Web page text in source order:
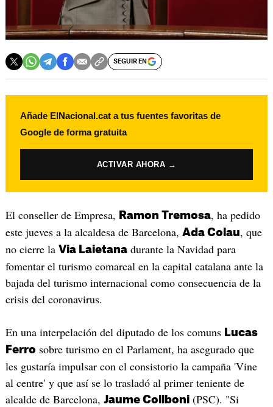
SEGUIR EN
Añade ElNacional.cat a tus fuentes favoritas de
Google de forma gratuita
ACTIVAR AHORA →
El conseller de Empresa, Ramon Tremosa, ha pedido
este jueves a la alcaldesa de Barcelona, Ada Colau, que
no cierre la Via Laietanadurante la Navidad para
fomentar el turismo comarcal en la capital catalana ante la
bajada del turismo internacional como consecuencia de la
crisis del coronavirus.
En una interpelación del diputado de los comuns Lucas
Ferro sobre turismo en el Parlament, ha asegurado que
les gustaría impulsar con el consistorio la campaña 'Vine
al centre' y que así se lo trasladó al primer teniente de
alcalde de Barcelona, Jaume Collboni(PSC). "Si